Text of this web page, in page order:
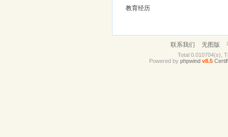
教育经历
联系我们 无图版
Total 0.010704(s),
Powered by phpwind v8.5